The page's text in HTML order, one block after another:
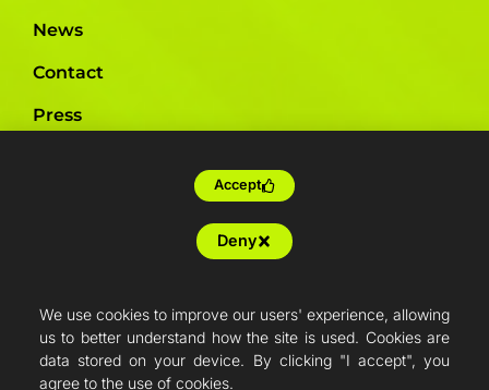
News
Contact
Press
Farm production
Resellers
We use cookies to improve our users' experience, allowing
us to better understand how the site is used. Cookies are
data stored on your device. By clicking "I accept", you
agree to the use of cookies.
Accept
Deny